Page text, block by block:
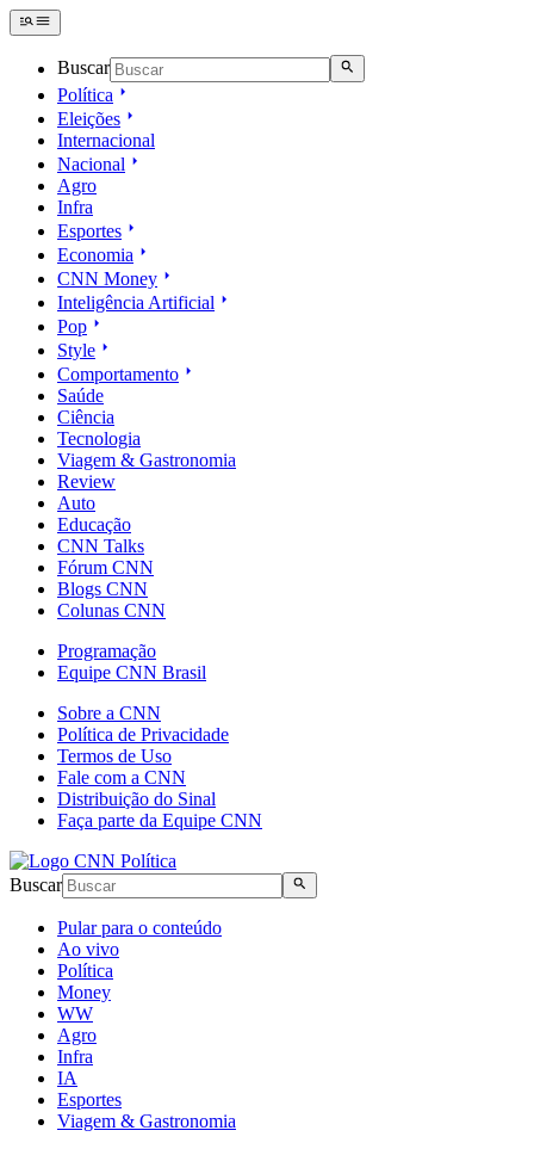
Buscar
Política
Eleições
Internacional
Nacional
Agro
Infra
Esportes
Economia
CNN Money
Inteligência Artificial
Pop
Style
Comportamento
Saúde
Ciência
Tecnologia
Viagem & Gastronomia
Review
Auto
Educação
CNN Talks
Fórum CNN
Blogs CNN
Colunas CNN
Programação
Equipe CNN Brasil
Sobre a CNN
Política de Privacidade
Termos de Uso
Fale com a CNN
Distribuição do Sinal
Faça parte da Equipe CNN
Buscar
Pular para o conteúdo
Ao vivo
Política
Money
WW
Agro
Infra
IA
Esportes
Viagem & Gastronomia